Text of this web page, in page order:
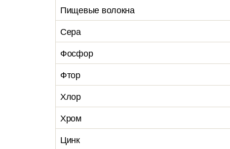
Пищевые волокна
Сера
Фосфор
Фтор
Хлор
Хром
Цинк